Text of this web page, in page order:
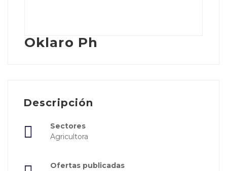
Oklaro Ph
Descripción
Sectores
Agricultora
Ofertas publicadas